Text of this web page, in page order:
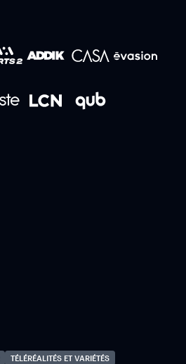
TÉLÉRÉALITÉS ET VARIÉTÉS